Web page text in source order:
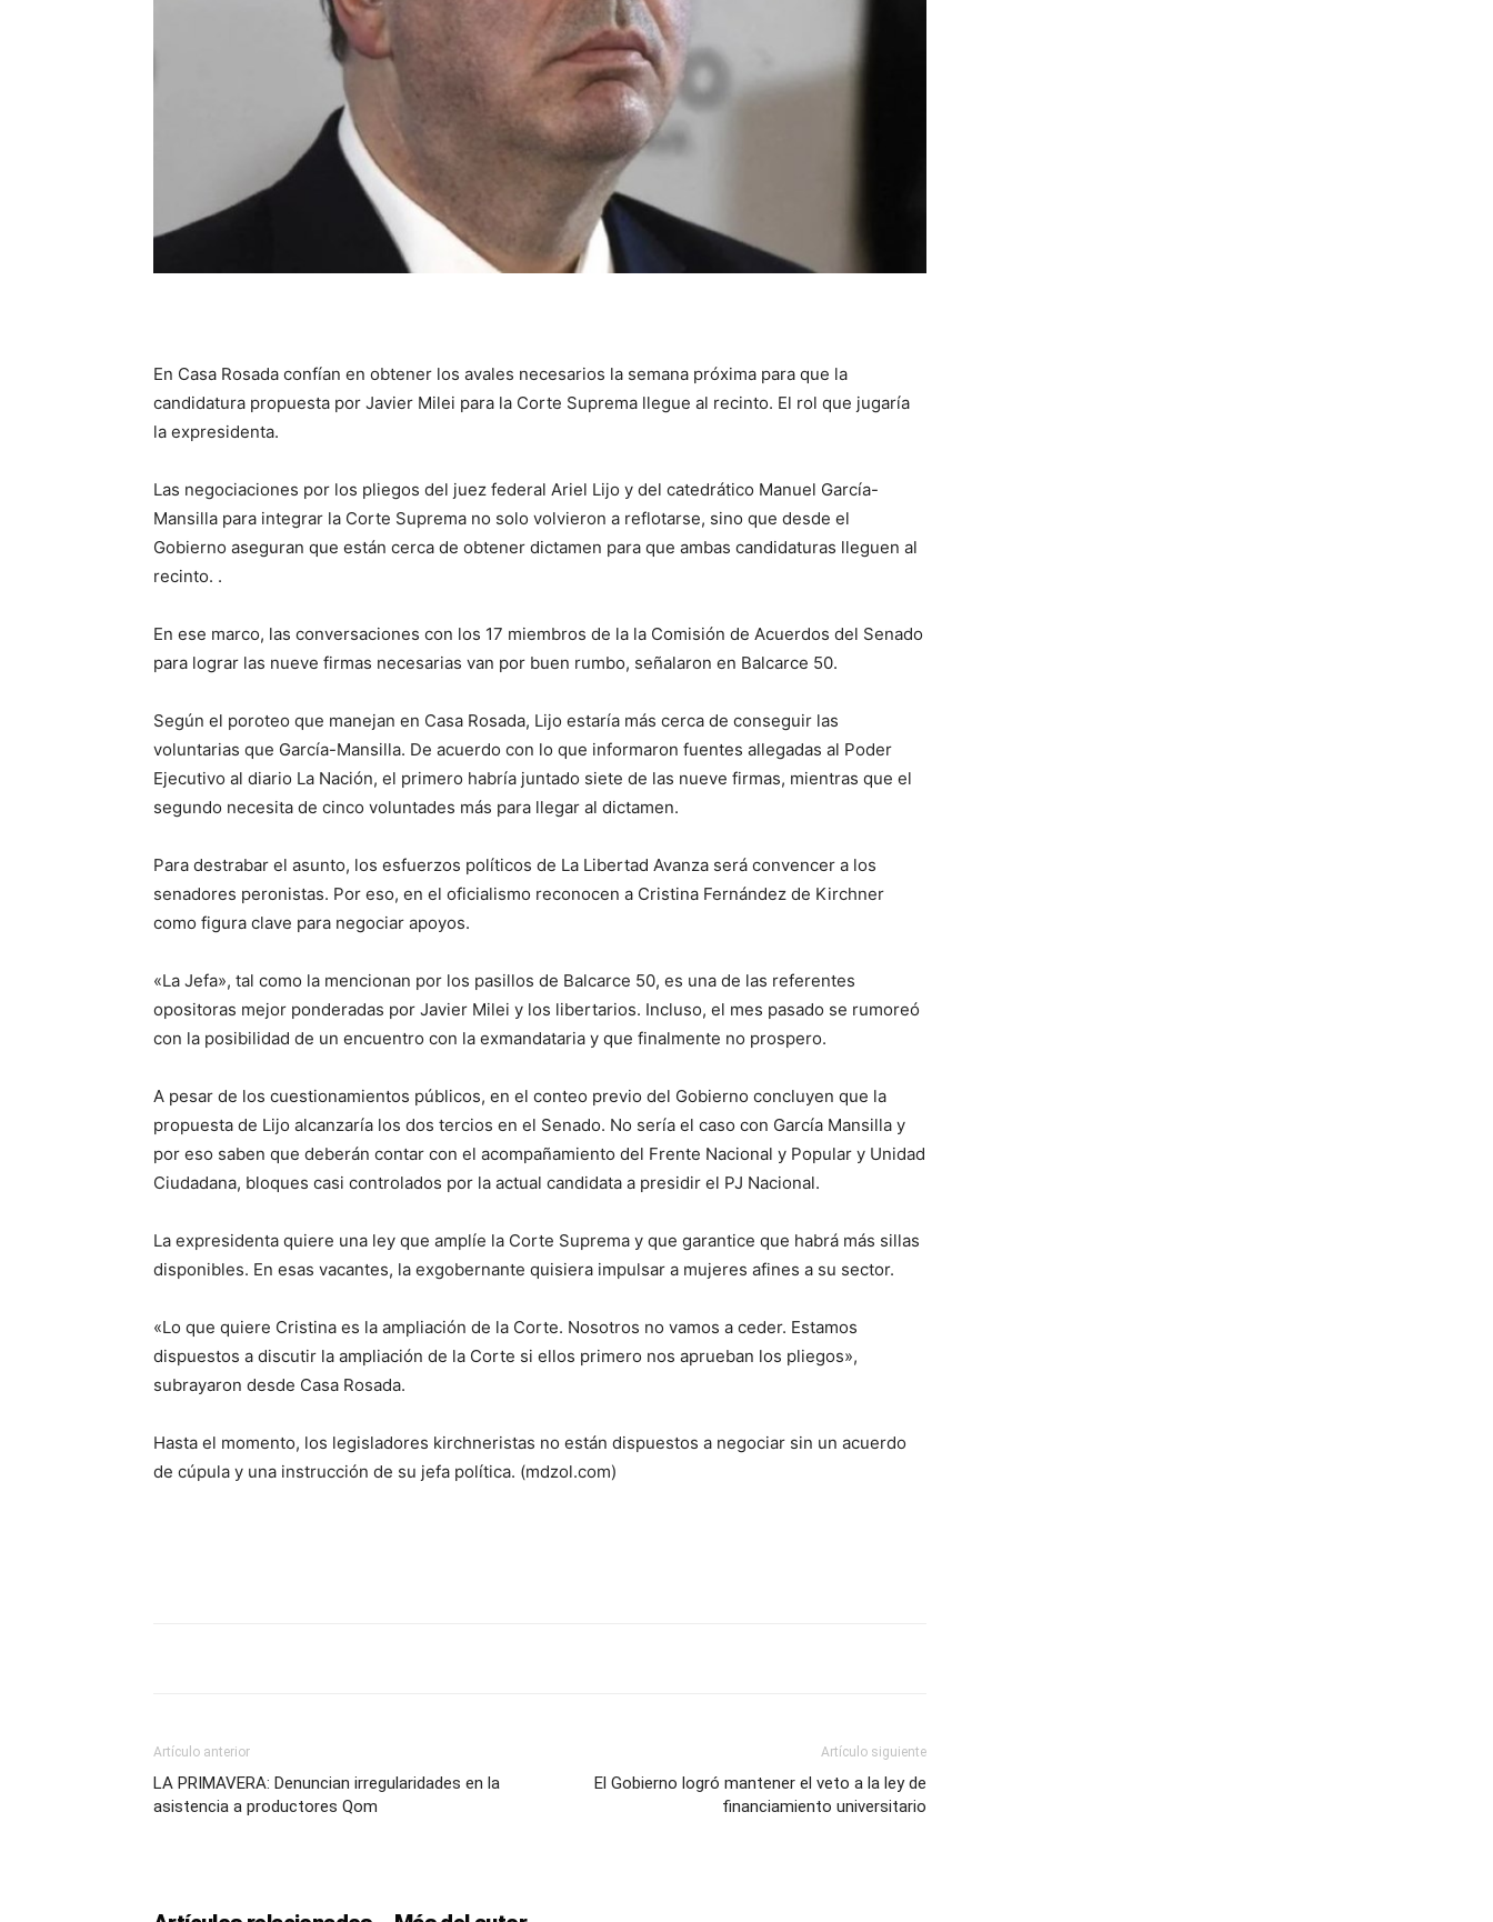
Verdad
En Casa Rosada confían en obtener los avales necesarios la semana próxima para que la
candidatura propuesta por Javier Milei para la Corte Suprema llegue al recinto. El rol que jugaría
la expresidenta.
Las negociaciones por los pliegos del juez federal Ariel Lijo y del catedrático Manuel García-
Mansilla para integrar la Corte Suprema no solo volvieron a reflotarse, sino que desde el
Gobierno aseguran que están cerca de obtener dictamen para que ambas candidaturas lleguen al
recinto. .
En ese marco, las conversaciones con los 17 miembros de la la Comisión de Acuerdos del Senado
para lograr las nueve firmas necesarias van por buen rumbo, señalaron en Balcarce 50.
Según el poroteo que manejan en Casa Rosada, Lijo estaría más cerca de conseguir las
voluntarias que García-Mansilla. De acuerdo con lo que informaron fuentes allegadas al Poder
Ejecutivo al diario La Nación, el primero habría juntado siete de las nueve firmas, mientras que el
segundo necesita de cinco voluntades más para llegar al dictamen.
Para destrabar el asunto, los esfuerzos políticos de La Libertad Avanza será convencer a los
senadores peronistas. Por eso, en el oficialismo reconocen a Cristina Fernández de Kirchner
como figura clave para negociar apoyos.
«La Jefa», tal como la mencionan por los pasillos de Balcarce 50, es una de las referentes
opositoras mejor ponderadas por Javier Milei y los libertarios. Incluso, el mes pasado se rumoreó
con la posibilidad de un encuentro con la exmandataria y que finalmente no prospero.
A pesar de los cuestionamientos públicos, en el conteo previo del Gobierno concluyen que la
propuesta de Lijo alcanzaría los dos tercios en el Senado. No sería el caso con García Mansilla y
por eso saben que deberán contar con el acompañamiento del Frente Nacional y Popular y Unidad
Ciudadana, bloques casi controlados por la actual candidata a presidir el PJ Nacional.
La expresidenta quiere una ley que amplíe la Corte Suprema y que garantice que habrá más sillas
disponibles. En esas vacantes, la exgobernante quisiera impulsar a mujeres afines a su sector.
«Lo que quiere Cristina es la ampliación de la Corte. Nosotros no vamos a ceder. Estamos
dispuestos a discutir la ampliación de la Corte si ellos primero nos aprueban los pliegos»,
subrayaron desde Casa Rosada.
Hasta el momento, los legisladores kirchneristas no están dispuestos a negociar sin un acuerdo
de cúpula y una instrucción de su jefa política. (mdzol.com)
Artículo anterior
LA PRIMAVERA: Denuncian irregularidades en la
asistencia a productores Qom
Artículo siguiente
El Gobierno logró mantener el veto a la ley de
financiamiento universitario